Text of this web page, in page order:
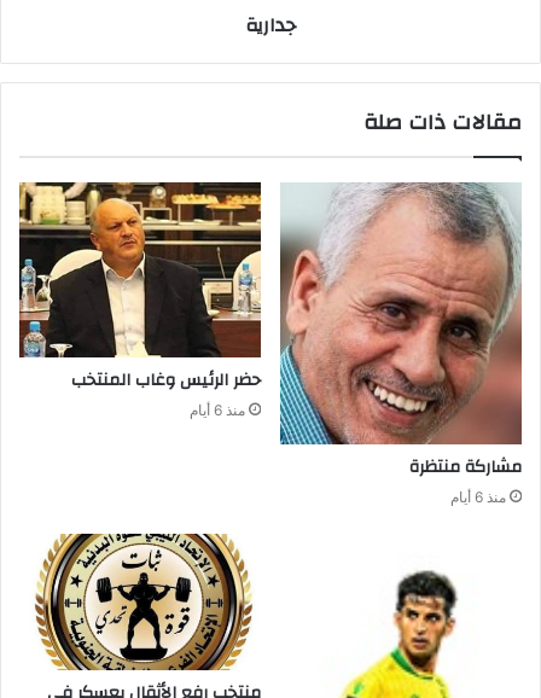
جدارية
مقالات ذات صلة
مشاركة‭ ‬منتظرة
منذ 6 أيام
حضر‭ ‬الرئيس‭ ‬وغاب‭ ‬المنتخب
منذ 6 أيام